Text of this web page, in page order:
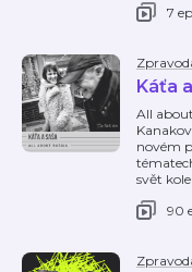
7
Káťa
All
novém
svět
90